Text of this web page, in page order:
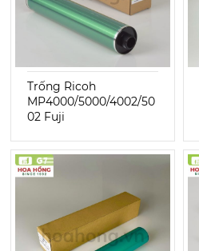
Trống Ricoh
MP4000/5000/4002/50
02 Fuji